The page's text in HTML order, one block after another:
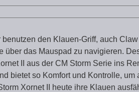
benutzen den Klauen-Griff, auch
über das Mauspad zu navigieren.
II aus der CM Storm Serie ins
bietet so Komfort und Kontrolle, um
Xornet II heute ihre Klauen